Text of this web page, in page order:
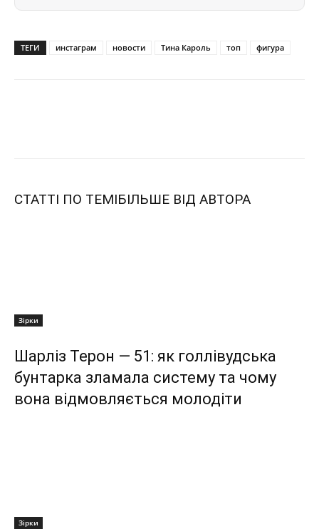
ТЕГИ инстаграм новости Тина Кароль топ фигура
СТАТТІ ПО ТЕМІБІЛЬШЕ ВІД АВТОРА
Зірки
Шарліз Терон — 51: як голлівудська
бунтарка зламала систему та чому
вона відмовляється молодіти
Зірки